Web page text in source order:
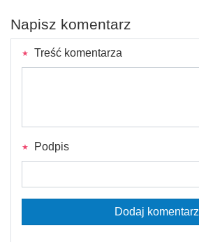
Napisz komentarz
Treść komentarza
Podpis
Dodaj komentarz